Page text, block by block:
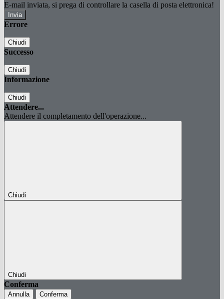
E-mail inviata, si prega di controllare la casella di posta elettronica!
Errore
Chiudi
Successo
Chiudi
Informazione
Chiudi
Attendere...
Attendere il completamento dell'operazione...
Chiudi
Chiudi
Conferma
Annulla Conferma